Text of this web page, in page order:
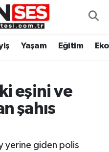
Yaşam Eğitim
eşini ve
şahıs
yerine giden polis